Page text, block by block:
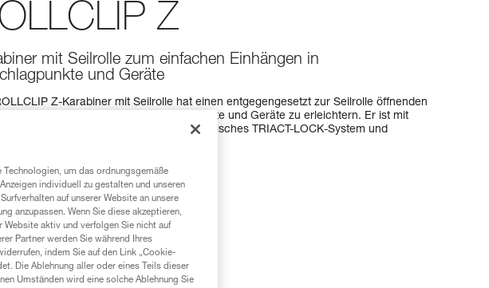
Z
mit Seilrolle zum einfachen Einhängen in
und Geräte
Z-Karabiner mit Seilrolle hat einen entgegengesetzt zur Seilrolle öffnenden
um das Einhängen in Anschlagpunkte und Geräte zu erleichtern. Er ist mit
Verriegelungssystemen verfügbar: automatisches TRIACT-LOCK-System und
Händler finden
um das ordnungsgemäße
individuell zu gestalten und unseren
auf unserer Website an unsere
anzupassen. Wenn Sie diese akzeptieren,
Website aktiv und verfolgen Sie nicht auf
Partner werden Sie während Ihres
indem Sie auf den Link „Cookie-
Die Ablehnung aller oder eines Teils dieser
Umständen wird eine solche Ablehnung Sie